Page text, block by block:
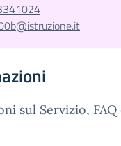
sul Servizio,